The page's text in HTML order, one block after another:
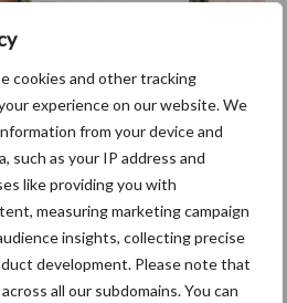
cookies and other tracking
experience on our website. We
from your device and
such as your IP address and
like providing you with
measuring marketing campaign
insights, collecting precise
development. Please note that
all our subdomains. You can
gepresenteerd tijdens WBC, Dublin,